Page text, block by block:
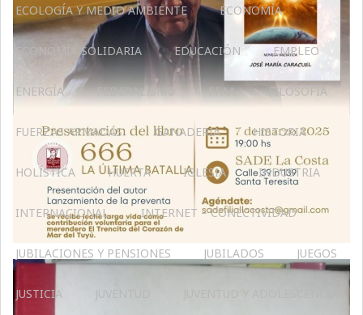
ECOLOGÍA Y MEDIO AMBIENTE ECONOMÍA
ECONOMÍA SOLIDARIA EDUCACIÓN EMPLEO
ENERGÍA FEDERALISMO FFAA FILOSOFÍA
FUERZAS ARMADAS GANADERIA HISTORIA
HOLÍSTICA HUERTA IGLESIA INDUSTRIA
INTERNACIONAL INTERNET – CONECTIVIDAD
JUBILACIONES Y PENSIONES JUBILADOS JUEGOS
JUSTICIA JUVENTUD